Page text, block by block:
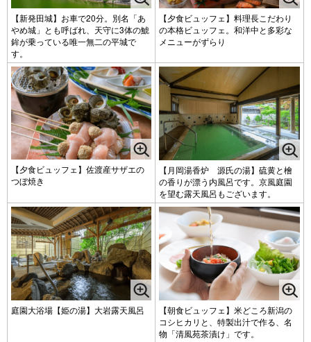
【新発田城】お車で20分。別名「あ
やめ城」とも呼ばれ、天守に3体の鯱
鉾が乗っている唯一無二の平城で
す。
【夕食ビュッフェ】料理長こだわり
の本格ビュッフェ。和洋中と多彩な
メニューがずらり
【夕食ビュッフェ】佐渡産サザエの
つぼ焼き
【月岡湯香炉 源氏の湯】硫黄と檜
の香りが漂う内風呂です。京風庭園
を望む露天風呂もございます。
庭園大浴場【姫の湯】大岩露天風呂
【朝食ビュッフェ】米どころ新潟の
コシヒカリと、特製出汁で作る、名
物「清風苑茶漬け」です。